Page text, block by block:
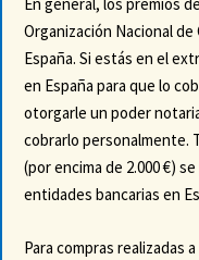
Organización Nacional
España. Si estás en el
en España para que lo
otorgarle un poder
cobrarlo personalmente.
(por encima de 2.000 €)
entidades bancarias en
Para compras realizadas